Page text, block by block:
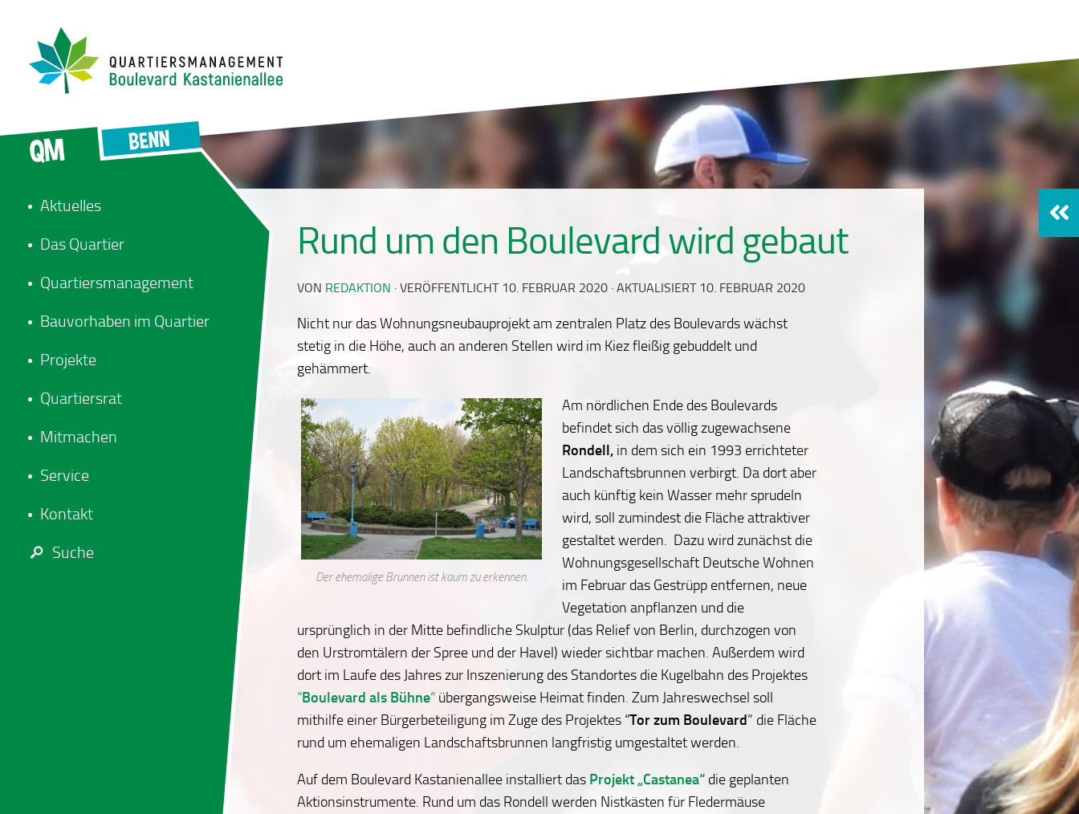
Rund um den Boulevard wird gebaut
VON REDAKTION · VERÖFFENTLICHT 10. FEBRUAR 2020 · AKTUALISIERT 10. FEBRUAR 2020
Nicht nur das Wohnungsneubauprojekt am zentralen Platz des Boulevards wächst
stetig in die Höhe, auch an anderen Stellen wird im Kiez fleißig gebuddelt und
gehämmert.
Der ehemalige Brunnen ist kaum zu erkennen.
Am nördlichen Ende des Boulevards
befindet sich das völlig zugewachsene
Rondell, in dem sich ein 1993 errichteter
Landschaftsbrunnen verbirgt. Da dort aber
auch künftig kein Wasser mehr sprudeln
wird, soll zumindest die Fläche attraktiver
gestaltet werden. Dazu wird zunächst die
Wohnungsgesellschaft Deutsche Wohnen
im Februar das Gestrüpp entfernen, neue
Vegetation anpflanzen und die
ursprünglich in der Mitte befindliche Skulptur (das Relief von Berlin, durchzogen von
den Urstromtälern der Spree und der Havel) wieder sichtbar machen. Außerdem wird
dort im Laufe des Jahres zur Inszenierung des Standortes die Kugelbahn des Projektes
“Boulevard als Bühne“ übergangsweise Heimat finden. Zum Jahreswechsel soll
mithilfe einer Bürgerbeteiligung im Zuge des Projektes “Tor zum Boulevard” die Fläche
rund um ehemaligen Landschaftsbrunnen langfristig umgestaltet werden.
Auf dem Boulevard Kastanienallee installiert das Projekt „Castanea“ die geplanten
Aktionsinstrumente. Rund um das Rondell werden Nistkästen für Fledermäuse
Aktuelles
Das Quartier
Quartiersmanagement
Bauvorhaben im Quartier
Projekte
Quartiersrat
Mitmachen
Service
Kontakt
Suche